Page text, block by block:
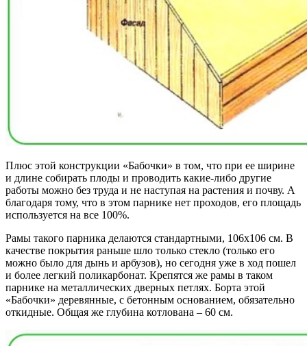
Плюс этой конструкции «Бабочки» в том, что при ее ширине
и длине собирать плоды и проводить какие-либо другие
работы можно без труда и не наступая на растения и почву. А
благодаря тому, что в этом парнике нет проходов, его площадь
используется на все 100%.
Рамы такого парника делаются стандартными, 106х106 см. В
качестве покрытия раньше шло только стекло (только его
можно было для дынь и арбузов), но сегодня уже в ход пошел
и более легкий поликарбонат. Крепятся же рамы в таком
парнике на металлических дверных петлях. Борта этой
«Бабочки» деревянные, с бетонным основанием, обязательно
откидные. Общая же глубина котлована – 60 см.